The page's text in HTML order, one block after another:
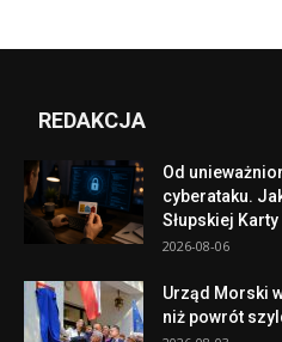
REDAKCJA
Od
cyberataku.
Słupskiej
2026-08-06
Urząd Morski
niż powrót